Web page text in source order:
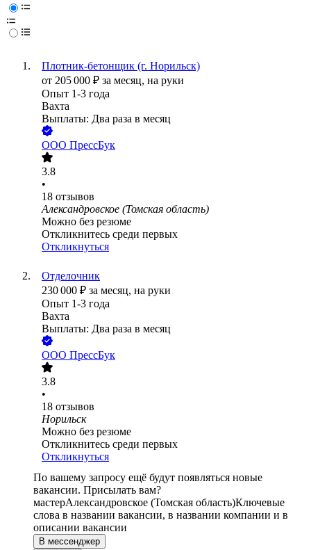
Плотник-бетонщик (г. Норильск)
от 205 000 ₽ за месяц, на руки
Опыт 1-3 года
Вахта
Выплаты: Два раза в месяц
ООО ПрессБук
3.8
•
18 отзывов
Александровское (Томская область)
Можно без резюме
Откликнитесь среди первых
Откликнуться
Отделочник
230 000 ₽ за месяц, на руки
Опыт 1-3 года
Вахта
Выплаты: Два раза в месяц
ООО ПрессБук
3.8
•
18 отзывов
Норильск
Можно без резюме
Откликнитесь среди первых
Откликнуться
По вашему запросу ещё будут появляться новые
вакансии. Присылать вам?
мастерАлександровское (Томская область)Ключевые
слова в названии вакансии, в названии компании и в
описании вакансии
В мессенджер